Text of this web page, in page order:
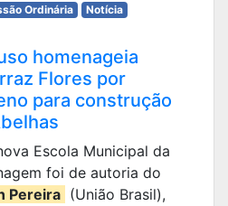
Ordinária
Notícia
homenageia
Flores por
para construção
Escola Municipal da
foi de autoria do
Pereira (União Brasil),